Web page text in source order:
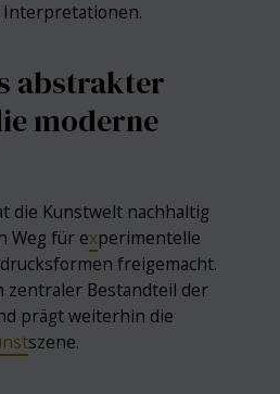
Interpretationen.
abstrakter
moderne
die Kunstwelt nachhaltig
Weg für experimentelle
freigemacht.
zentraler Bestandteil der
prägt weiterhin die
szene.